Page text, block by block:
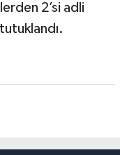
2’si adli